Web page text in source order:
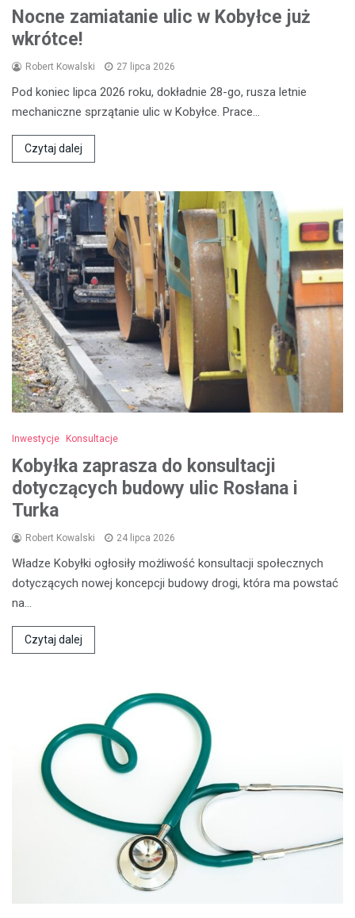
Nocne zamiatanie ulic w Kobyłce już
wkrótce!
Robert Kowalski 27 lipca 2026
Pod koniec lipca 2026 roku, dokładnie 28-go, rusza letnie
mechaniczne sprzątanie ulic w Kobyłce. Prace…
Czytaj dalej
Inwestycje Konsultacje
Kobyłka zaprasza do konsultacji
dotyczących budowy ulic Rosłana i
Turka
Robert Kowalski 24 lipca 2026
Władze Kobyłki ogłosiły możliwość konsultacji społecznych
dotyczących nowej koncepcji budowy drogi, która ma powstać
na…
Czytaj dalej